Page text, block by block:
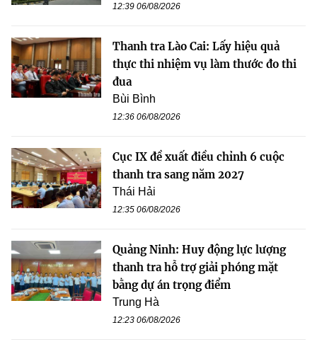
12:39 06/08/2026
Thanh tra Lào Cai: Lấy hiệu quả
thực thi nhiệm vụ làm thước đo thi
đua
Bùi Bình
12:36 06/08/2026
Cục IX đề xuất điều chỉnh 6 cuộc
thanh tra sang năm 2027
Thái Hải
12:35 06/08/2026
Quảng Ninh: Huy động lực lượng
thanh tra hỗ trợ giải phóng mặt
bằng dự án trọng điểm
Trung Hà
12:23 06/08/2026